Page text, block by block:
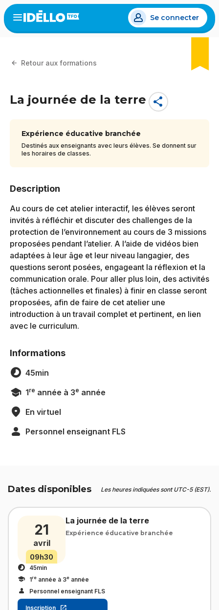
Aller
au
contenu
Open
menu
Se connecter
Retour aux formations
La journée de la terre share
Expérience éducative branchée
Destinés aux enseignants avec leurs élèves. Se donnent sur
les horaires de classes.
Description
Au cours de cet atelier interactif, les élèves seront
invités à réfléchir et discuter des challenges de la
protection de l’environnement au cours de 3 missions
proposées pendant l’atelier. A l’aide de vidéos bien
adaptées à leur âge et leur niveau langagier, des
questions seront posées, engageant la réflexion et la
communication orale. Pour aller plus loin, des activités
(tâches actionnelles et finales) à finir en classe seront
proposées, afin de faire de cet atelier une
introduction à un travail complet et pertinent, en lien
avec le curriculum.
Informations
45min
1re année à 3e année
En virtuel
Personnel enseignant FLS
Dates disponibles Les heures indiquées sont UTC-5 (EST).
21
avril
09h30
La journée de la terre
Expérience éducative branchée
45min
1re année à 3e année
Personnel enseignant FLS
Inscription